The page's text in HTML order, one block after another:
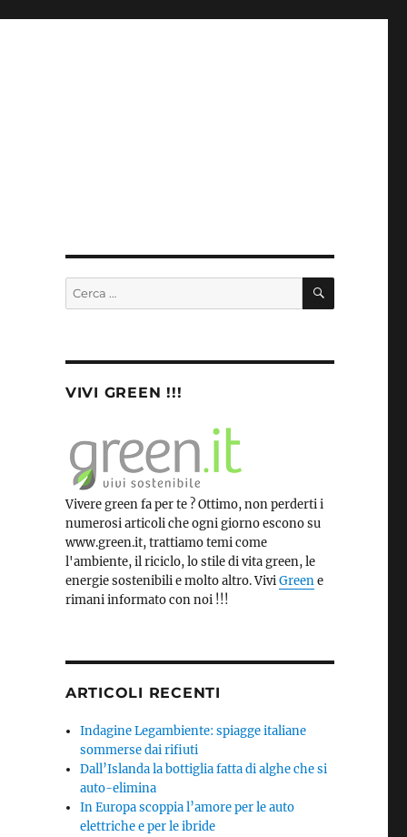
Cerca: CERCA
VIVI GREEN !!!
Vivere green fa per te ? Ottimo, non perderti i
numerosi articoli che ogni giorno escono su
www.green.it, trattiamo temi come
l'ambiente, il riciclo, lo stile di vita green, le
energie sostenibili e molto altro. ViviGreene
rimani informato con noi !!!
ARTICOLI RECENTI
Indagine Legambiente: spiagge italiane
sommerse dai rifiuti
Dall’Islanda la bottiglia fatta di alghe che si
auto-elimina
In Europa scoppia l’amore per le auto
elettriche e per le ibride